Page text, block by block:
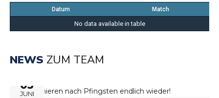
Datum Match
No data available in table
NEWS ZUM TEAM
05
JUNI